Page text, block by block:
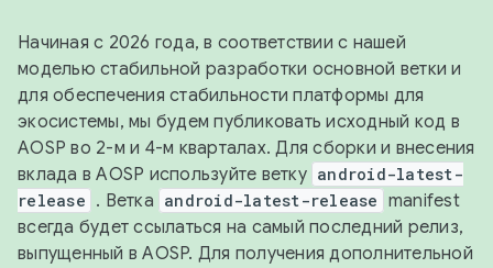
Начиная с 2026 года, в соответствии с нашей
моделью стабильной разработки основной ветки и
для обеспечения стабильности платформы для
экосистемы, мы будем публиковать исходный код в
AOSP во 2-м и 4-м кварталах. Для сборки и внесения
вклада в AOSP используйте ветку android-latest-
release . Ветка android-latest-release manifest
всегда будет ссылаться на самый последний релиз,
выпущенный в AOSP. Для получения дополнительной